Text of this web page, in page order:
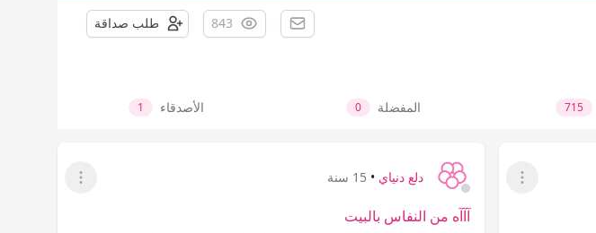
843 طلب صداقة
715 المفضلة 0 الأصدقاء 1
عرض القائمة
دلع دنياي • 15 سنة
عرض القائمة
آآآه من النفاس بالبيت